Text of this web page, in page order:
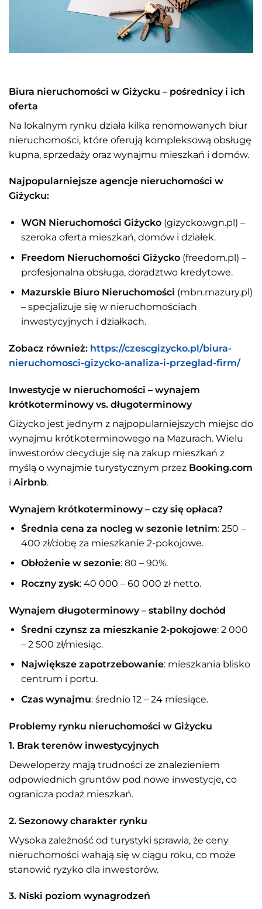
Biura nieruchomości w Giżycku – pośrednicy i ich
oferta
Na lokalnym rynku działa kilka renomowanych biur
nieruchomości, które oferują kompleksową obsługę
kupna, sprzedaży oraz wynajmu mieszkań i domów.
Najpopularniejsze agencje nieruchomości w
Giżycku:
WGN Nieruchomości Giżycko(gizycko.wgn.pl) –
szeroka oferta mieszkań, domów i działek.
Freedom Nieruchomości Giżycko(freedom.pl) –
profesjonalna obsługa, doradztwo kredytowe.
Mazurskie Biuro Nieruchomości (mbn.mazury.pl)
– specjalizuje się w nieruchomościach
inwestycyjnych i działkach.
Zobacz również: https://czescgizycko.pl/biura-
nieruchomosci-gizycko-analiza-i-przeglad-firm/
Inwestycje w nieruchomości – wynajem
krótkoterminowy vs. długoterminowy
Giżycko jest jednym z najpopularniejszych miejsc do
wynajmu krótkoterminowego na Mazurach. Wielu
inwestorów decyduje się na zakup mieszkań z
myślą o wynajmie turystycznym przez Booking.com
i Airbnb.
Wynajem krótkoterminowy – czy się opłaca?
Średnia cena za nocleg w sezonie letnim: 250 –
400 zł/dobę za mieszkanie 2-pokojowe.
Obłożenie w sezonie: 80 – 90%.
Roczny zysk: 40 000 – 60 000 zł netto.
Wynajem długoterminowy – stabilny dochód
Średni czynsz za mieszkanie 2-pokojowe: 2 000
– 2 500 zł/miesiąc.
Największe zapotrzebowanie: mieszkania blisko
centrum i portu.
Czas wynajmu: średnio 12 – 24 miesiące.
Problemy rynku nieruchomości w Giżycku
1. Brak terenów inwestycyjnych
Deweloperzy mają trudności ze znalezieniem
odpowiednich gruntów pod nowe inwestycje, co
ogranicza podaż mieszkań.
2. Sezonowy charakter rynku
Wysoka zależność od turystyki sprawia, że ceny
nieruchomości wahają się w ciągu roku, co może
stanowić ryzyko dla inwestorów.
3. Niski poziom wynagrodzeń